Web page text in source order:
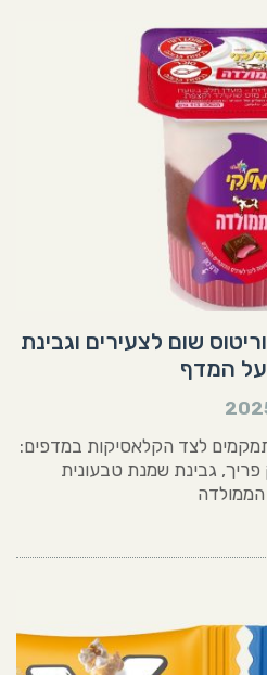
שום לצעירים וגבינת
המדף
לצד הקלאסיקות במדפים:
גבינת שמנת טבעונית
הממולדה